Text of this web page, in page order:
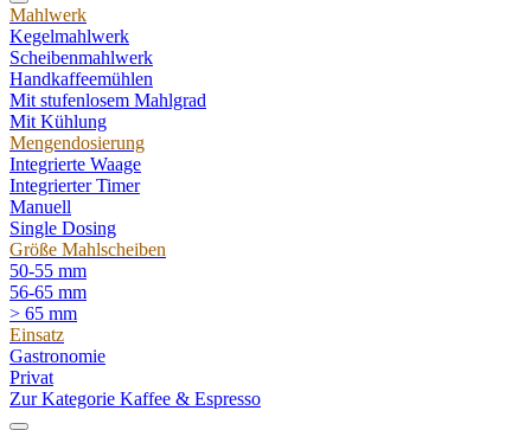
Mahlwerk
Kegelmahlwerk
Scheibenmahlwerk
Handkaffeemühlen
Mit stufenlosem Mahlgrad
Mit Kühlung
Mengendosierung
Integrierte Waage
Integrierter Timer
Manuell
Single Dosing
Größe Mahlscheiben
50-55 mm
56-65 mm
> 65 mm
Einsatz
Gastronomie
Privat
Zur Kategorie Kaffee & Espresso